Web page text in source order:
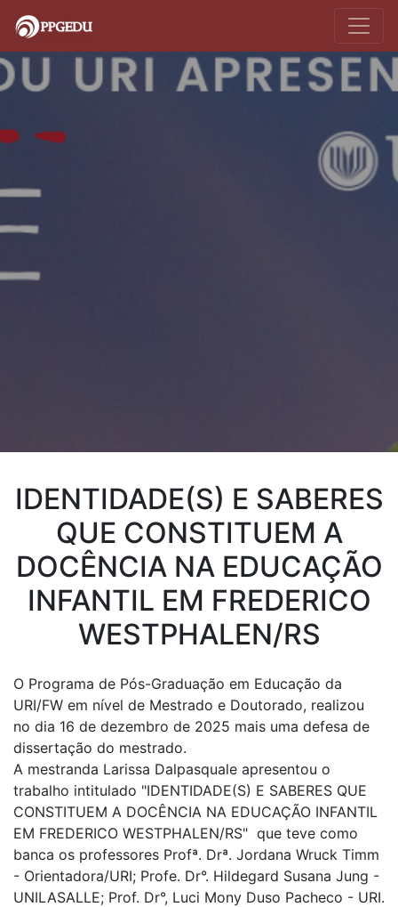
IDENTIDADE(S) E SABERES
QUE CONSTITUEM A
DOCÊNCIA NA EDUCAÇÃO
INFANTIL EM FREDERICO
WESTPHALEN/RS
O Programa de Pós-Graduação em Educação da
URI/FW em nível de Mestrado e Doutorado, realizou
no dia 16 de dezembro de 2025 mais uma defesa de
dissertação do mestrado.
A mestranda Larissa Dalpasquale apresentou o
trabalho intitulado "IDENTIDADE(S) E SABERES QUE
CONSTITUEM A DOCÊNCIA NA EDUCAÇÃO INFANTIL
EM FREDERICO WESTPHALEN/RS" que teve como
banca os professores Profª. Drª. Jordana Wruck Timm
- Orientadora/URI; Profe. Dr°. Hildegard Susana Jung -
UNILASALLE; Prof. Dr°, Luci Mony Duso Pacheco - URI.